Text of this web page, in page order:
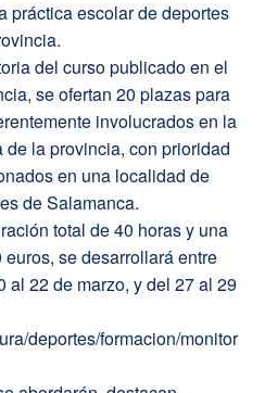
práctica escolar de deportes
del curso publicado en el
se ofertan 20 plazas para
involucrados en la
la provincia, con prioridad
en una localidad de
de Salamanca.
total de 40 horas y una
se desarrollará entre
al 22 de marzo, y del 27 al 29
deportes/formacion/monitor